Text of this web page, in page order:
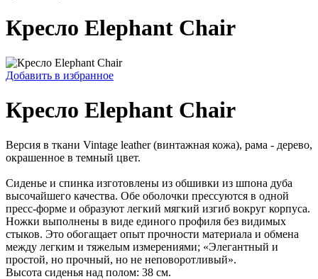
Кресло Elephant Chair
Добавить в избранное
Кресло Elephant Chair
Версия в ткани Vintage leather (винтажная кожа), рама - дерево,
окрашенное в темный цвет.
Сиденье и спинка изготовлены из обшивки из шпона дуба
высочайшего качества. Обе оболочки прессуются в одной
пресс-форме и образуют легкий мягкий изгиб вокруг корпуса.
Ножки выполнены в виде единого профиля без видимых
стыков. Это обогащает опыт прочности материала и обмена
между легким и тяжелым измерениями; «Элегантный и
простой, но прочный, но не неповоротливый».
Высота сиденья над полом: 38 см.